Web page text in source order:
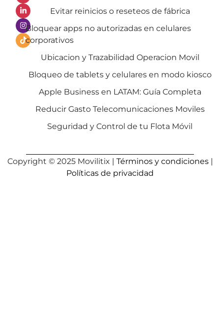
Evitar reinicios o reseteos de fábrica
Bloquear apps no autorizadas en celulares
corporativos
Ubicacion y Trazabilidad Operacion Movil
Bloqueo de tablets y celulares en modo kiosco
Apple Business en LATAM: Guía Completa
Reducir Gasto Telecomunicaciones Moviles
Seguridad y Control de tu Flota Móvil
Copyright © 2025 Movilitix | Términos y condiciones|
Políticas de privacidad